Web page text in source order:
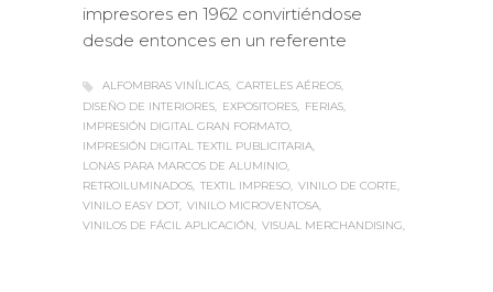
impresores en 1962 convirtiéndose
desde entonces en un referente
ALFOMBRAS VINÍLICAS CARTELES AÉREOS
DISEÑO DE INTERIORES
EXPOSITORES
FERIAS
IMPRESIÓN DIGITAL GRAN FORMATO
IMPRESIÓN DIGITAL TEXTIL PUBLICITARIA
LONAS PARA MARCOS DE ALUMINIO
RETROILUMINADOS TEXTIL IMPRESO VINILO DE CORTE
VINILO EASY DOT VINILO MICROVENTOSA
VINILOS DE FÁCIL APLICACIÓN
VISUAL MERCHANDISING